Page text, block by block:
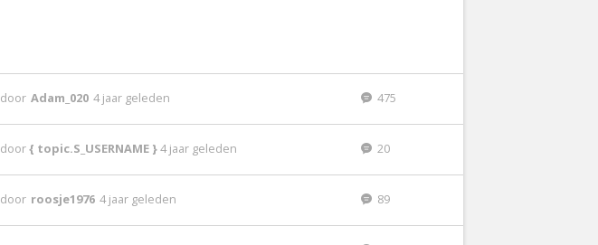
door Adam_020 4 jaar geleden 475
door{ topic.S_USERNAME }4 jaar geleden 20
door roosje1976 4 jaar geleden 89